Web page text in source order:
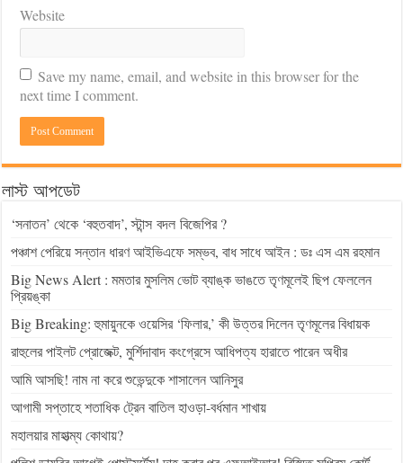
Website
Save my name, email, and website in this browser for the
next time I comment.
লাস্ট আপডেট
‘সনাতন’ থেকে ‘বহুতবাদ’, স্টান্স বদল বিজেপির ?
পঞ্চাশ পেরিয়ে সন্তান ধারণ আইভিএফে সম্ভব, বাধ সাধে আইন : ডঃ এস এম রহমান
Big News Alert : মমতার মুসলিম ভোট ব্যাঙ্ক ভাঙতে তৃণমূলেই ছিপ ফেললেন
প্রিয়ঙ্কা
Big Breaking: হুমায়ুনকে ওয়েসির ‘ফিলার,’ কী উত্তর দিলেন তৃণমূলের বিধায়ক
রাহুলের পাইলট প্রোজেক্ট, মুর্শিদাবাদ কংগ্রেসে আধিপত্য হারাতে পারেন অধীর
আমি আসছি! নাম না করে শুভেন্দুকে শাসালেন আনিসুর
আগামী সপ্তাহে শতাধিক ট্রেন বাতিল হাওড়া-বর্ধমান শাখায়
মহালয়ার মাহাত্ম্য কোথায়?